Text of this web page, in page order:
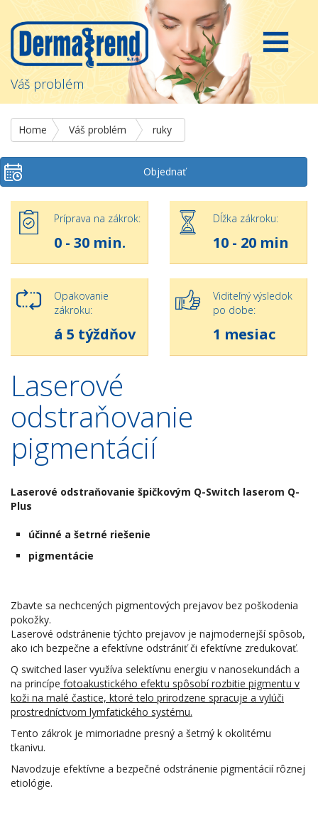
Váš problém
Home Váš problém ruky
Objednať
Príprava na zákrok:
0 - 30 min.
Dĺžka zákroku:
10 - 20 min
Opakovanie
zákroku:
á 5 týždňov
Viditeľný výsledok
po dobe:
1 mesiac
Laserové
odstraňovanie
pigmentácií
Laserové odstraňovanie špičkovým Q-Switch laserom Q-
Plus
účinné a šetrné riešenie
pigmentácie
Zbavte sa nechcených pigmentových prejavov bez poškodenia
pokožky.
Laserové odstránenie týchto prejavov je najmodernejší spôsob,
ako ich bezpečne a efektívne odstrániť či efektívne zredukovať.
Q switched laser využíva selektívnu energiu v nanosekundách a
na princípe fotoakustického efektu spôsobí rozbitie pigmentu v
koži na malé častice, ktoré telo prirodzene spracuje a vylúči
prostredníctvom lymfatického systému.
Tento zákrok je mimoriadne presný a šetrný k okolitému
tkanivu.
Navodzuje efektívne a bezpečné odstránenie pigmentácií rôznej
etiológie.